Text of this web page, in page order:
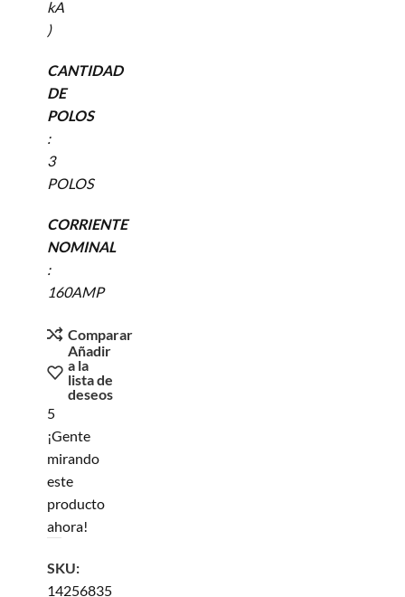
kA
)
CANTIDAD
DE
POLOS
:
3
POLOS
CORRIENTE
NOMINAL
:
160AMP
Comparar
Añadir
a la
lista de
deseos
5
¡Gente
mirando
este
producto
ahora!
SKU:
14256835